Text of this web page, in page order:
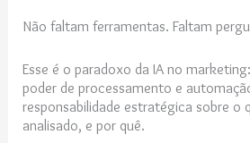
Não faltam ferramentas. Faltam
Esse é o paradoxo da IA no
poder de processamento e
responsabilidade estratégica sobre o
analisado, e por quê.